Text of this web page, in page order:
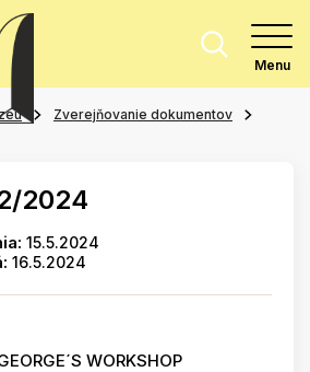
Menu
Zverejňovanie dokumentov
2024
15.5.2024
16.5.2024
WORKSHOP